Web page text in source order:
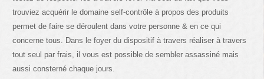
trouviez acquérir le domaine self-contrôle à propos des produits
permet de faire se déroulent dans votre personne & en ce qui
concerne tous. Dans le foyer du dispositif à travers réaliser à travers
tout seul par frais, il vous est possible de sembler assassiné mais
aussi consterné chaque jours.